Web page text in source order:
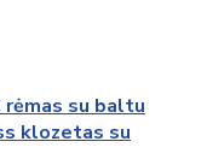
su baltu
klozetas su